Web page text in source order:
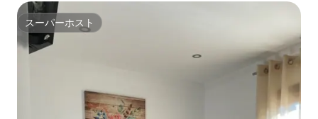
スーパーホスト
スーパーホスト